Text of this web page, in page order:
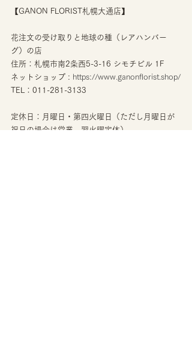
【GANON FLORIST札幌大通店】
花注文の受け取りと地球の種（レアハンバー
グ）の店
住所：札幌市南2条西5-3-16 シモチビル 1F
ネットショップ : https://www.ganonflorist.shop/
TEL：011-281-3133
定休日：月曜日・第四火曜日（ただし月曜日が
祝日の場合は営業、翌火曜定休）